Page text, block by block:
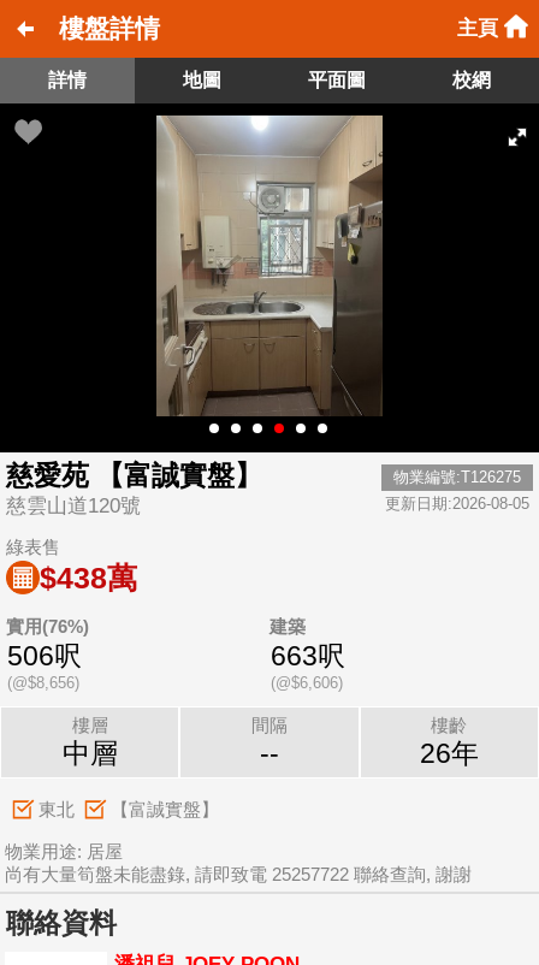
樓盤詳情 主頁
詳情 地圖 平面圖 校網
慈愛苑 【富誠實盤】
慈雲山道120號
物業編號:T126275
更新日期:2026-08-05
綠表售
$438萬
實用(76%)
506呎
(@$8,656)
建築
663呎
(@$6,606)
樓層
中層
間隔
--
樓齡
26年
東北 【富誠實盤】
物業用途: 居屋
尚有大量筍盤未能盡錄, 請即致電 25257722 聯絡查詢, 謝謝
聯絡資料